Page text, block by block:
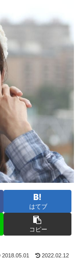
はてブ
コピー
2018.05.01 2022.02.12